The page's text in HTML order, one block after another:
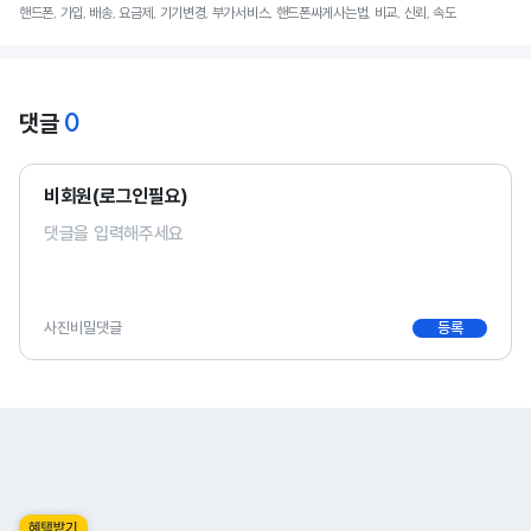
핸드폰, 가입, 배송, 요금제, 기기변경, 부가서비스, 핸드폰싸게사는법, 비교, 신뢰, 속도
댓글 0
비회원(로그인필요)
사진비밀댓글 등록